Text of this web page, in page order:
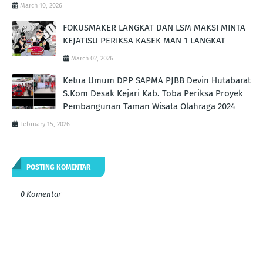
March 10, 2026
FOKUSMAKER LANGKAT DAN LSM MAKSI MINTA
KEJATISU PERIKSA KASEK MAN 1 LANGKAT
March 02, 2026
Ketua Umum DPP SAPMA PJBB Devin Hutabarat
S.Kom Desak Kejari Kab. Toba Periksa Proyek
Pembangunan Taman Wisata Olahraga 2024
February 15, 2026
POSTING KOMENTAR
0 Komentar